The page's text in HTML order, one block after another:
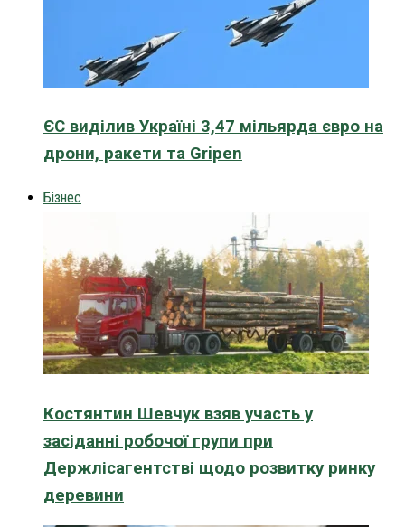
ЄС виділив Україні 3,47 мільярда євро на
дрони, ракети та Gripen
Бізнес
Костянтин Шевчук взяв участь у
засіданні робочої групи при
Держлісагентстві щодо розвитку ринку
деревини